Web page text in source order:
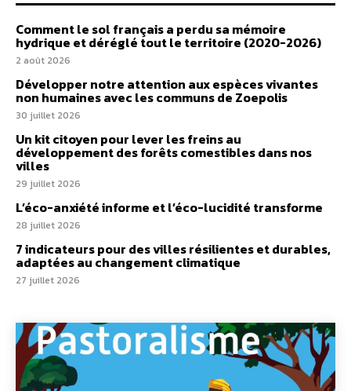
Comment le sol français a perdu sa mémoire
hydrique et déréglé tout le territoire (2020-2026)
2 août 2026
Développer notre attention aux espèces vivantes
non humaines avec les communs de Zoepolis
30 juillet 2026
Un kit citoyen pour lever les freins au
développement des forêts comestibles dans nos
villes
29 juillet 2026
L’éco-anxiété informe et l’éco-lucidité transforme
28 juillet 2026
7 indicateurs pour des villes résilientes et durables,
adaptées au changement climatique
27 juillet 2026